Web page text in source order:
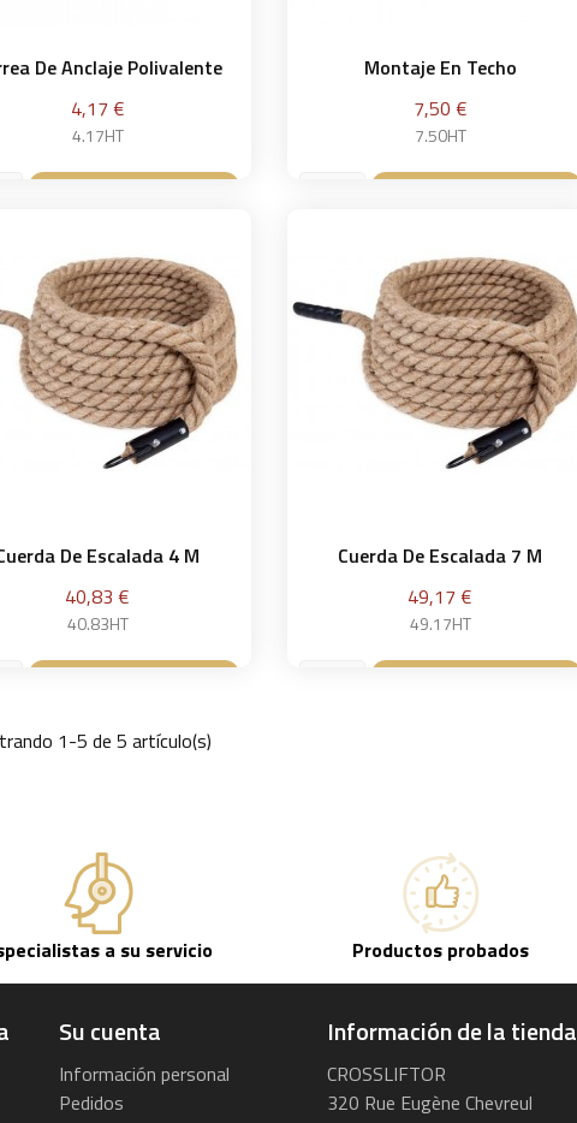
De Anclaje Polivalente
Precio
4,17 €
4.17HT
Montaje En Techo
Precio
7,50 €
7.50HT
De Escalada 4 M
Precio
40,83 €
40.83HT
Cuerda De Escalada 7 M
Precio
49,17 €
49.17HT
1-5 de 5 artículo(s)
a su servicio Productos probados
Su cuenta
Información personal
Pedidos
Información de la tienda
CROSSLIFTOR
320 Rue Eugène Chevreul